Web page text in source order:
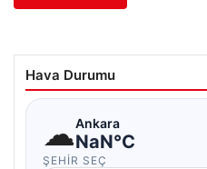
Hava Durumu
☁Ankara
NaN°C
ŞEHIR SEÇ